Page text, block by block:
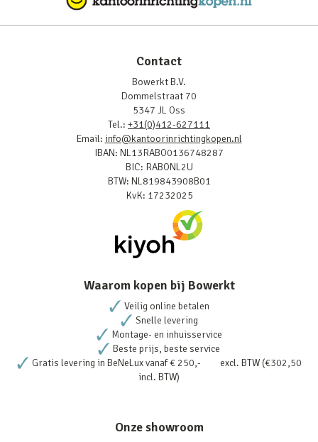
Contact
Bowerkt B.V.
Dommelstraat 70
5347 JL Oss
Tel.: +31(0)412-627111
Email: info@kantoorinrichtingkopen.nl
IBAN: NL13RABO0136748287
BIC: RABONL2U
BTW: NL819843908B01
KvK: 17232025
Waarom kopen bij Bowerkt
Veilig online betalen
Snelle levering
Montage- en inhuisservice
Beste prijs, beste service
Gratis levering in BeNeLux vanaf € 250,- excl. BTW (€302,50
incl. BTW)
Onze showroom